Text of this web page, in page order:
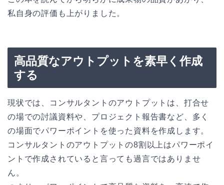
私自身の評価も上がりました。
高品質なアウトプットを素早く作成
する
現状では、コンサルタントのアウトプットは、打合せ
の場での討議資料や、プロジェクト報告書など、多く
の場面でパワーポイントを使った資料を作成します。
コンサルタントのアウトプットの8割以上はパワーポイ
ントで作成されていると言っても過言ではありませ
ん。